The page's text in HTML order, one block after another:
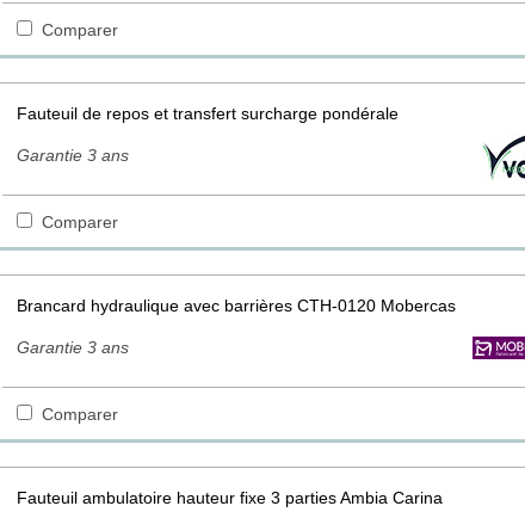
Comparer
Fauteuil de repos et transfert surcharge pondérale
Garantie 3 ans
Comparer
Brancard hydraulique avec barrières CTH-0120 Mobercas
Garantie 3 ans
Comparer
Fauteuil ambulatoire hauteur fixe 3 parties Ambia Carina